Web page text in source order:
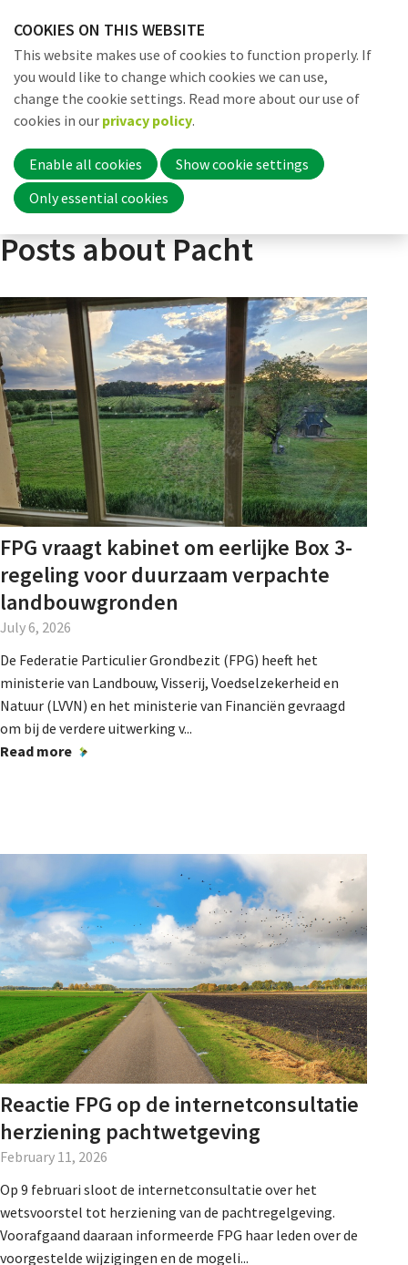
links
Jump
to
navigation
to
main
content
Actueel Nieuws Posts about Pacht
Posts about Pacht
FPG vraagt kabinet om eerlijke Box 3-
regeling voor duurzaam verpachte
landbouwgronden
July 6, 2026
De Federatie Particulier Grondbezit (FPG) heeft het
ministerie van Landbouw, Visserij, Voedselzekerheid en
Natuur (LVVN) en het ministerie van Financiën gevraagd
om bij de verdere uitwerking v...
Read more
Reactie FPG op de internetconsultatie
herziening pachtwetgeving
February 11, 2026
Op 9 februari sloot de internetconsultatie over het
wetsvoorstel tot herziening van de pachtregelgeving.
Voorafgaand daaraan informeerde FPG haar leden over de
voorgestelde wijzigingen en de mogeli...
Actueel
Nieuws
Agenda
Nieuwsbrief
About us
Provincies
Contact
COOKIES ON THIS WEBSITE
This website makes use of cookies to function properly. If
you would like to change which cookies we can use,
change the cookie settings. Read more about our use of
cookies in our privacy policy.
Enable all cookies
Show cookie settings
Only essential cookies